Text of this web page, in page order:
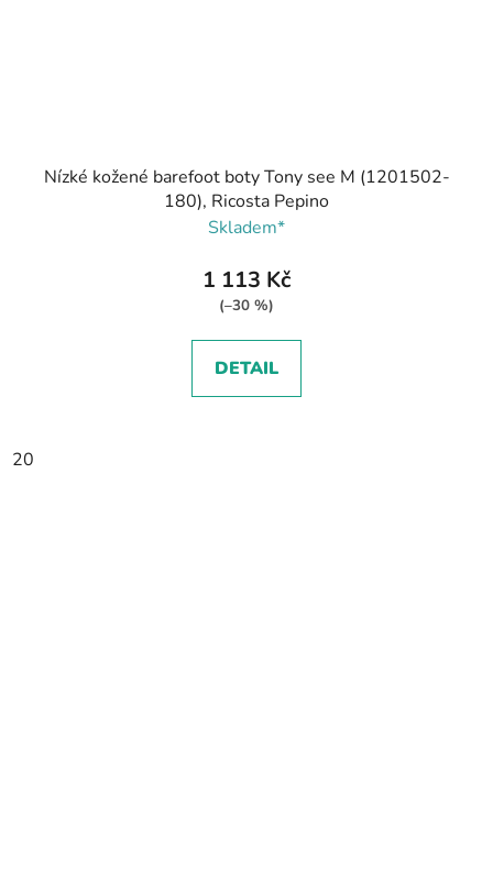
Nízké kožené barefoot boty Tony see M (1201502-
180), Ricosta Pepino
Skladem*
1 113 Kč
(–30 %)
DETAIL
20